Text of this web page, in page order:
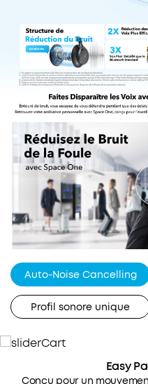
uniformément la
naturel.
Certifié TCO
: pour
Auto-Noise Cancelling
Profil sonore unique
Easy
Conçu pour un